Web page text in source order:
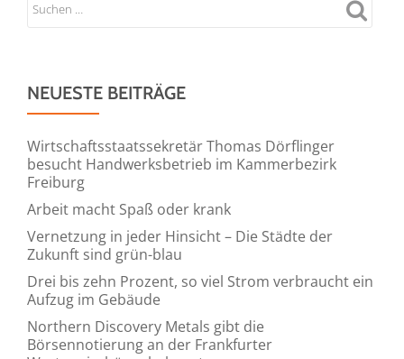
NEUESTE BEITRÄGE
Wirtschaftsstaatssekretär Thomas Dörflinger
besucht Handwerksbetrieb im Kammerbezirk
Freiburg
Arbeit macht Spaß oder krank
Vernetzung in jeder Hinsicht – Die Städte der
Zukunft sind grün-blau
Drei bis zehn Prozent, so viel Strom verbraucht ein
Aufzug im Gebäude
Northern Discovery Metals gibt die
Börsennotierung an der Frankfurter